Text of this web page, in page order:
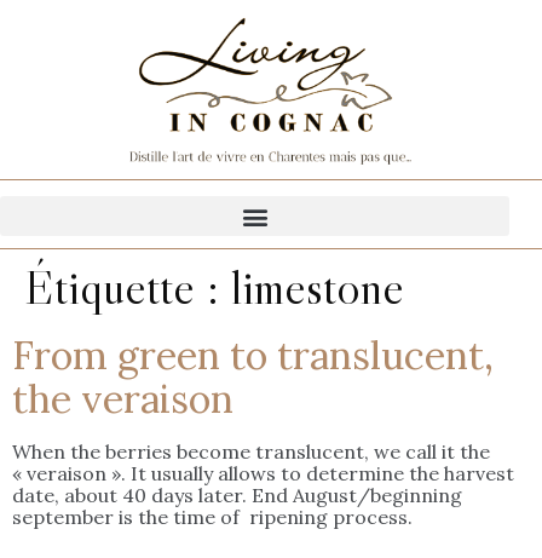
Étiquette : limestone
From green to translucent,
the veraison
When the berries become translucent, we call it the
« veraison ». It usually allows to determine the harvest
date, about 40 days later. End August/beginning
september is the time of ripening process.